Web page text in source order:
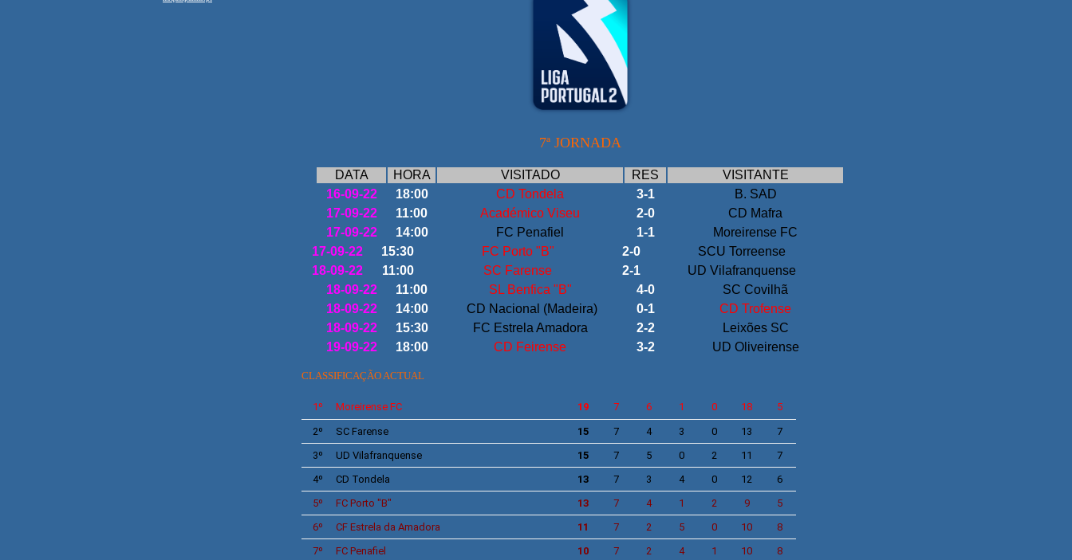
7ª JORNADA
DATA HORA VISITADO RES
VISITANTE
16-09-22
18:00 CD Tondela 3-1
B. SAD
17-09-22
11:00 Académico Viseu 2-0
CD Mafra
17-09-22
14:00 FC Penafiel 1-1
Moreirense FC
17-09-22
15:30 FC Porto "B" 2-0
SCU Torreense
18-09-22
11:00 SC Farense 2-1
UD Vilafranquense
18-09-22
11:00 SL Benfica "B" 4-0
SC Covilhã
18-09-22
14:00 CD Nacional (Madeira) 0-1
CD Trofense
18-09-22
15:30 FC Estrela Amadora 2-2
Leixões SC
19-09-22
18:00 CD Feirense 3-2 UD Oliveirense
CLASSIFICAÇÃO ACTUAL
1º MoreirenseFC 19 7 6 1 0 18 5
2º SC Farense 15 7 4 3 0 13
7
3º
UD Vilafranquense 15 7 5 0 2 11
7
4º
CD Tondela 13 7 3 4 0 12
6
5º
FC Porto "B" 13 7 4 1 2 9
5
6º
CF Estrela da Amadora 11 7 2 5 0 10
8
7º
FC Penafiel 10 7 2 4 1 10
8